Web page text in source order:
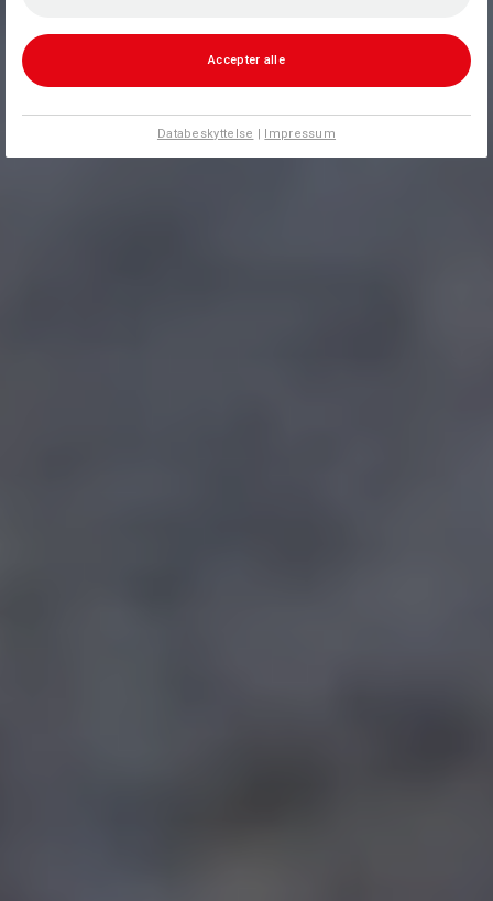
Accepter alle
Databeskyttelse | Impressum